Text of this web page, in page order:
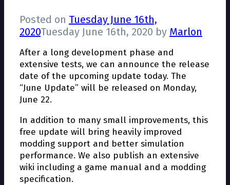
Posted on Tuesday June 16th,
2020Tuesday June 16th, 2020 by Marlon
After a long development phase and
extensive tests, we can announce the release
date of the upcoming update today. The
“June Update” will be released on Monday,
June 22.
In addition to many small improvements, this
free update will bring heavily improved
modding support and better simulation
performance. We also publish an extensive
wiki including a game manual and a modding
specification.